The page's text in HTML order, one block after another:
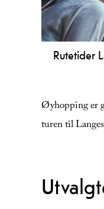
Rutetider
Langesund
Øyhopping er
turen til